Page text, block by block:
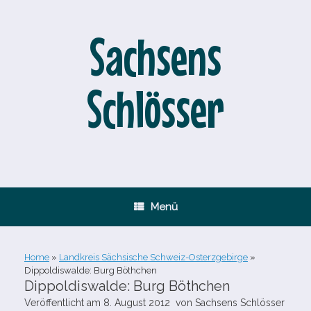
Sachsens
Schlösser
Menü
Home » Landkreis Sächsische Schweiz-Osterzgebirge »
Dippoldiswalde: Burg Böthchen
Dippoldiswalde: Burg Böthchen
Veröffentlicht am 8. August 2012 von Sachsens Schlösser